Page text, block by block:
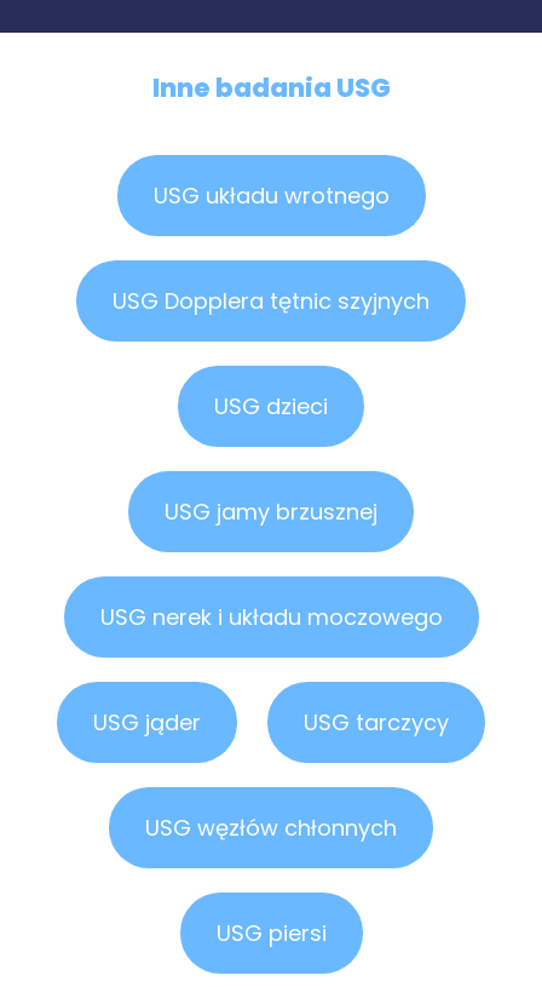
Inne badania USG
USG układu wrotnego
USG Dopplera tętnic szyjnych
USG dzieci
USG jamy brzusznej
USG nerek i układu moczowego
USG jąder USG tarczycy
USG węzłów chłonnych
USG piersi